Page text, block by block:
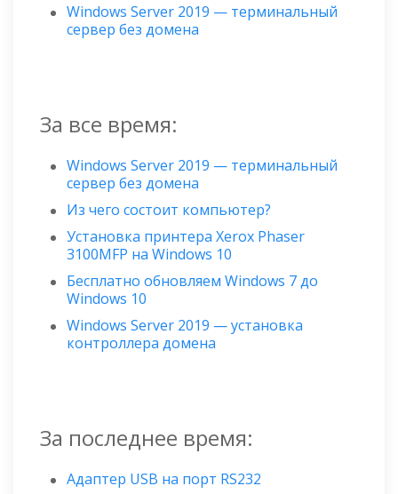
Windows Server 2019 — терминальный
сервер без домена
За все время:
Windows Server 2019 — терминальный
сервер без домена
Из чего состоит компьютер?
Установка принтера Xerox Phaser
3100MFP на Windows 10
Бесплатно обновляем Windows 7 до
Windows 10
Windows Server 2019 — установка
контроллера домена
За последнее время:
Адаптер USB на порт RS232